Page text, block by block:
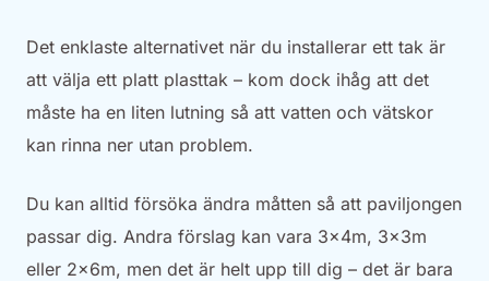
Det enklaste alternativet när du installerar ett tak är
att välja ett platt plasttak – kom dock ihåg att det
måste ha en liten lutning så att vatten och vätskor
kan rinna ner utan problem.
Du kan alltid försöka ändra måtten så att paviljongen
passar dig. Andra förslag kan vara 3x4m, 3x3m
eller 2x6m, men det är helt upp till dig – det är bara